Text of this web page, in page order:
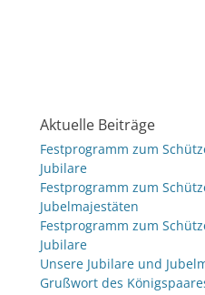
Aktuelle Beiträge
Festprogramm zum
Jubilare
Festprogramm zum
Jubelmajestäten
Festprogramm zum
Jubilare
Unsere Jubilare und
Grußwort des